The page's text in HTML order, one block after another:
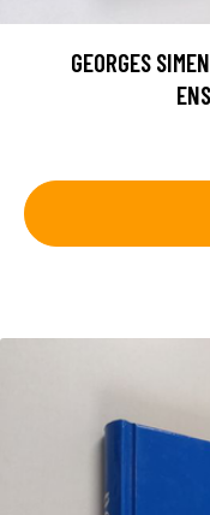
GEORGES